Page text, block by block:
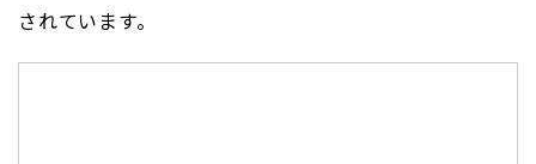
されています。